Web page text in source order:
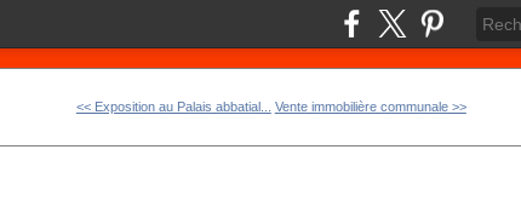
<< Exposition au Palais abbatial... Vente immobilière communale >>